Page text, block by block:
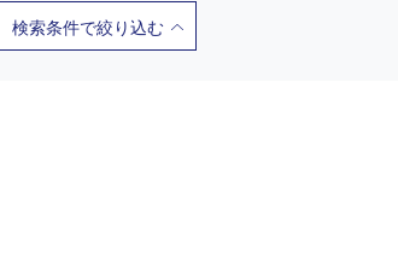
検索条件で絞り込む